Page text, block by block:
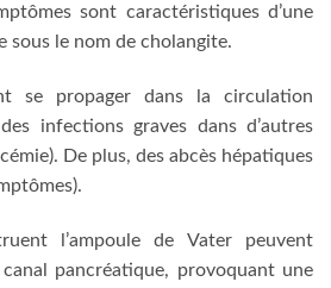
sont caractéristiques d’une
sous le nom de cholangite.
se propager dans la circulation
infections graves dans d’autres
De plus, des abcès hépatiques
l’ampoule de Vater peuvent
pancréatique, provoquant une